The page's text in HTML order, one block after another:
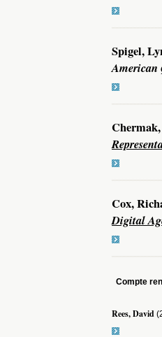
Spigel,
American
Cox,
Digital
Compte
Rees, David